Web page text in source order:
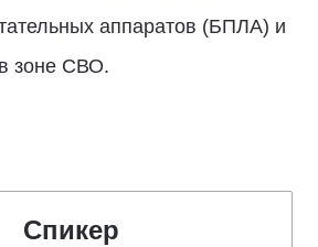
аппаратов (БПЛА) и
зоне СВО.
Спикер